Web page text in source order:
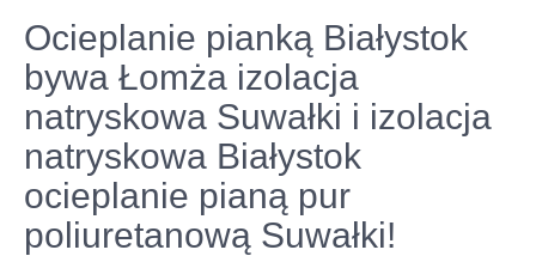
Ocieplanie pianką Białystok
bywa Łomża izolacja
natryskowa Suwałki i izolacja
natryskowa Białystok
ocieplanie pianą pur
poliuretanową Suwałki!